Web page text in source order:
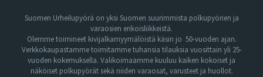
Suomen Urheilupyörä on yksi Suomen suurimmista polkupyörien ja
varaosien erikoisliikkeistä.
Olemme toimineet kivijalkamyymälöistä käsin jo 50-vuoden ajan.
Verkkokaupastamme toimitamme tuhansia tilauksia vuosittain yli 25-
vuoden kokemuksella. Valikoimaamme kuuluu kaiken kokoiset ja
näköiset polkupyörät sekä niiden varaosat, varusteet ja huollot.